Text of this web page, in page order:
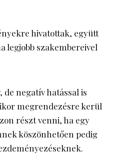
hivatottak, együtt
legjobb szakembereivel
de negatív hatással is
megrendezésre kerül
részt venni, ha egy
köszönhetően pedig